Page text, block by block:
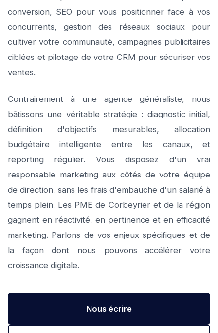
conversion, SEO pour vous positionner face à vos
concurrents, gestion des réseaux sociaux pour
cultiver votre communauté, campagnes publicitaires
ciblées et pilotage de votre CRM pour sécuriser vos
ventes.
Contrairement à une agence généraliste, nous
bâtissons une véritable stratégie : diagnostic initial,
définition d'objectifs mesurables, allocation
budgétaire intelligente entre les canaux, et
reporting régulier. Vous disposez d'un vrai
responsable marketing aux côtés de votre équipe
de direction, sans les frais d'embauche d'un salarié à
temps plein. Les PME de Corbeyrier et de la région
gagnent en réactivité, en pertinence et en efficacité
marketing. Parlons de vos enjeux spécifiques et de
la façon dont nous pouvons accélérer votre
croissance digitale.
Nous écrire